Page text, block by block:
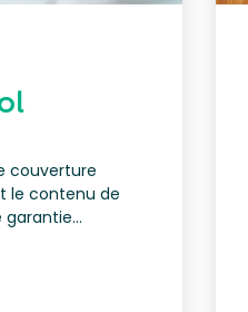
couverture
le contenu de